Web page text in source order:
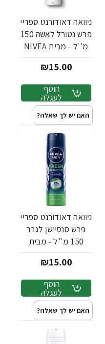
ניוואה דאודורנט ספריי
פרש נטורל לאשה 150
מ''ל - מבית NIVEA
₪15.00
הוסף
לעגלה
האם יש לך שאלה?
ניוואה דאודורנט ספריי
פרש סנסיישן לגבר
150 מ''ל - מבית
NIVEA
₪15.00
הוסף
לעגלה
האם יש לך שאלה?